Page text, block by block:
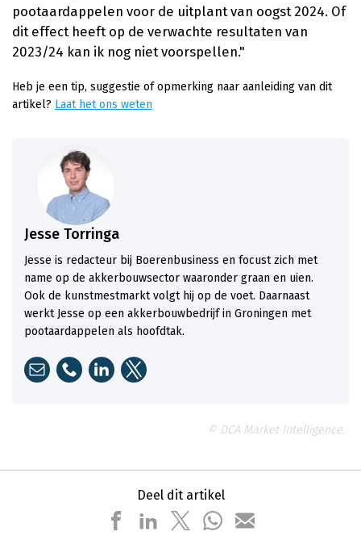
pootaardappelen voor de uitplant van oogst 2024. Of
dit effect heeft op de verwachte resultaten van
2023/24 kan ik nog niet voorspellen."
Heb je een tip, suggestie of opmerking naar aanleiding van dit
artikel? Laat het ons weten
Jesse Torringa
Jesse is redacteur bij Boerenbusiness en focust zich met
name op de akkerbouwsector waaronder graan en uien.
Ook de kunstmestmarkt volgt hij op de voet. Daarnaast
werkt Jesse op een akkerbouwbedrijf in Groningen met
pootaardappelen als hoofdtak.
© DCA Market Intelligence.
Deel dit artikel